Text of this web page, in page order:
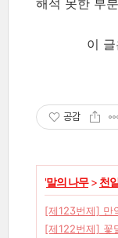
이 글
공감
'말의 나무> 천
[제123번제] 만
[제122번제] 꽃